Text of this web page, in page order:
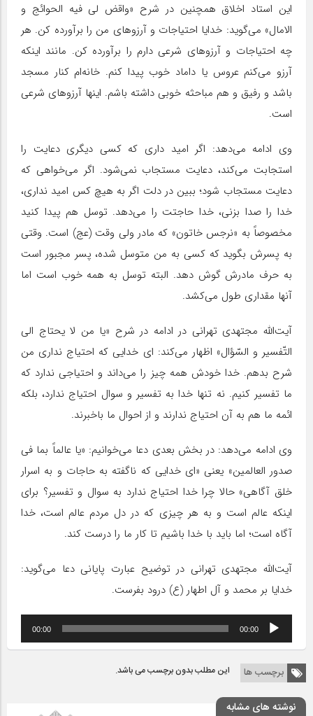
این استاد اخلاق همچنین در شرح «واقض لی فیه الحوائج و
الامال» می‌گوید: خدایا احتیاجات و آرزوهای من را برآورده کن. هر
چه احتیاجات و آرزوهای شرعی دارم را برآورده کن. مانند اینکه
آرزو می‌کنم عروس یا داماد خوب پیدا کنم. خانه‌ام کنار مسجد
باشد و رفیق و هم مباحثه خوبی داشته باشم. اینها آرزوهای شرعی
است.
وی ادامه می‌دهد: اگر امید داری که کسی دیگری دعایت را
استجابت می‌کند، دعایت مستجاب نمی‌شود. اگر می‌خواهی که
دعایت مستجاب شود؛ ببین در دلت اگر به هیچ کس امید نداری،
خدا را صدا بزنی، خدا حاجتت را می‌دهد. توسل هم پیدا کنید
مخصوصاً به «نرجس خاتون» که مادر ولی وقت (عج) است. وقتی
به پسرش بگوید که کسی به من متوسل شده، پسر مجبور است
به حرف مادرش گوش دهد. البته توسل به همه خوب است اما
آنها مقداری طول می‌کشد.
آیت‌الله مجتهدی تهرانی در ادامه در شرح «یا من لا یحتاج الی
التّفسیر و السّؤال» اظهار می‌کند: ای خدایی که احتیاج نداری من
شرح بدهم. خدا خودش همه چیز را می‌داند و احتیاجی ندارد که
ما تفسیر کنیم. نه تنها خدا به تفسیر و سوال احتیاج ندارد، بلکه
ائمه ما هم به آن احتیاج ندارند و از احوال ما باخبرند.
وی ادامه می‌دهد: در بخش بعدی دعا می‌خوانیم: «یا عالماً بما فی
صدور العالمین» یعنی «ای خدایی که ناگفته به حاجات و به اسرار
خلق آگاهی» حالا چرا خدا احتیاج ندارد به سوال و تفسیر؟ برای
اینکه عالم است و به هر چیزی که در دل مردم عالم است، خدا
آگاه است؛ اما باید با خدا باشیم تا کار ما را درست کند.
آیت‌الله مجتهدی تهرانی در توضیح عبارت پایانی دعا می‌گوید:
خدایا بر محمد و آل اطهار (ع) درود بفرست.
پخش‌کننده
صوت
00:00
00:00
برچسب ها این مطلب بدون برچسب می باشد.
نوشته های مشابه